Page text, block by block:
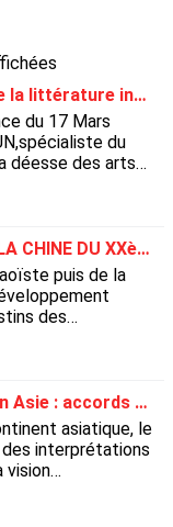
Les grands thèmes de la littérature indienne
du 17 Mars
du
déesse des arts
Il est prudent
VIVRE L’HISTOIRE DE LA CHINE DU XXème SIECLE
puis de la
des
des
Conceptions du ciel en Asie : accords et divergences
asiatique, le
interprétations
vision
chinoise